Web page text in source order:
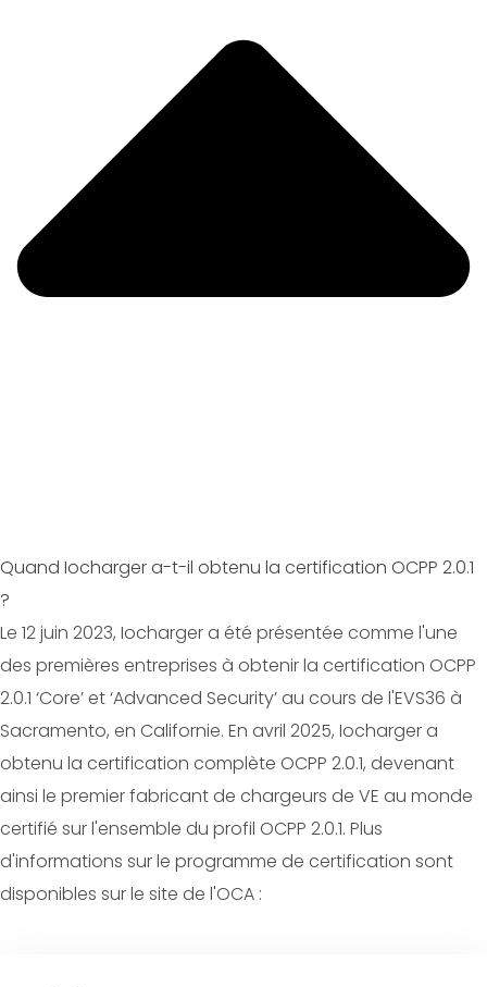
Quand Iocharger a-t-il obtenu la certification OCPP 2.0.1
?
Le 12 juin 2023, Iocharger a été présentée comme l'une
des premières entreprises à obtenir la certification OCPP
2.0.1 ‘Core’ et ‘Advanced Security’ au cours de l'EVS36 à
Sacramento, en Californie. En avril 2025, Iocharger a
obtenu la certification complète OCPP 2.0.1, devenant
ainsi le premier fabricant de chargeurs de VE au monde
certifié sur l'ensemble du profil OCPP 2.0.1. Plus
d'informations sur le programme de certification sont
disponibles sur le site de l'OCA :